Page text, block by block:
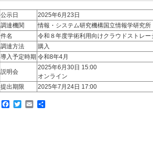
公示日
2025年6月23日
調達機関
情報・システム研究機構国立情報学研究所
件名
令和８年度学術利用向けクラウドストレー
調達方法
購入
導入予定時期 令和8年4月
説明会
2025年6月30日 15:00
オンライン
提出期限
2025年7月24日 17:00
Facebook
TwitterEmail
共